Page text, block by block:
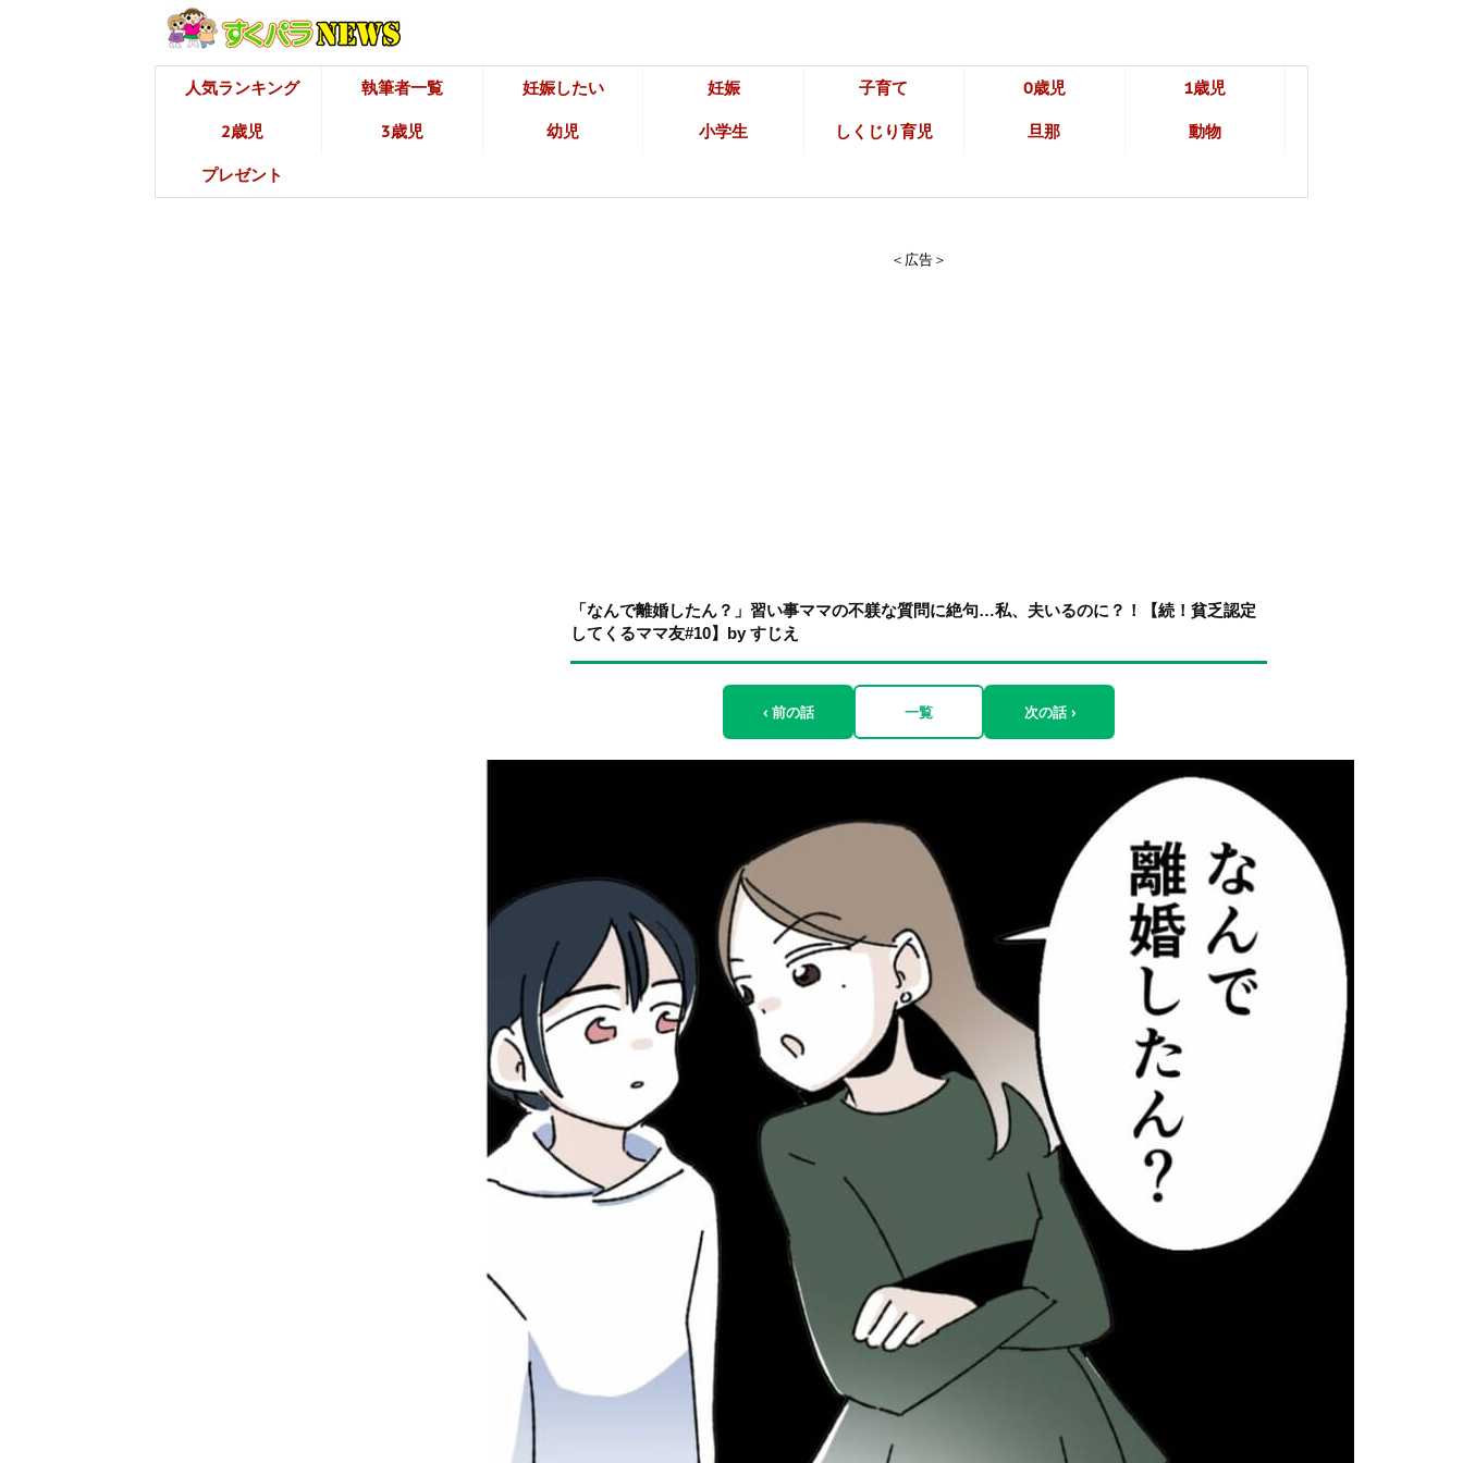
人気ランキング 執筆者一覧 妊娠したい 妊娠 子育て 0歳児 1歳児
2歳児 3歳児 幼児 小学生 しくじり育児 旦那 動物
プレゼント
＜広告＞
「なんで離婚したん？」習い事ママの不躾な質問に絶句…私、夫いるのに？！【続！貧乏認定
してくるママ友#10】by すじえ
‹ 前の話 一覧 次の話 ›